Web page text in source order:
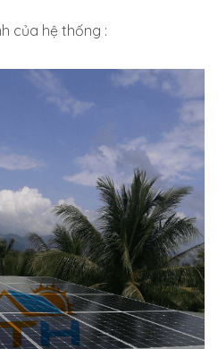
của hệ thống :